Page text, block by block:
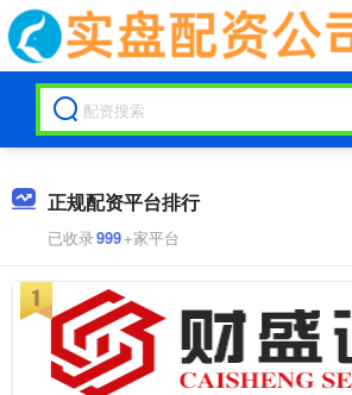
正规配资平台排行
已收录999+家平台